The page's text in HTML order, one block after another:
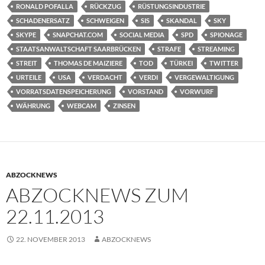
RONALD POFALLA
RÜCKZUG
RÜSTUNGSINDUSTRIE
SCHADENERSATZ
SCHWEIGEN SIS SKANDAL
SKY
SKYPE
SNAPCHAT.COM SOCIAL MEDIA SPD
SPIONAGE
STAATSANWALTSCHAFT SAARBRÜCKEN
STRAFE
STREAMING
STREIT
THOMAS DE MAIZIERE TOD TÜRKEI
TWITTER
URTEILE
USA VERDACHT VERDI
VERGEWALTIGUNG
VORRATSDATENSPEICHERUNG
VORSTAND
VORWURF
WÄHRUNG
WEBCAM ZINSEN
ABZOCKNEWS
ABZOCKNEWS ZUM
22.11.2013
22. NOVEMBER 2013 ABZOCKNEWS